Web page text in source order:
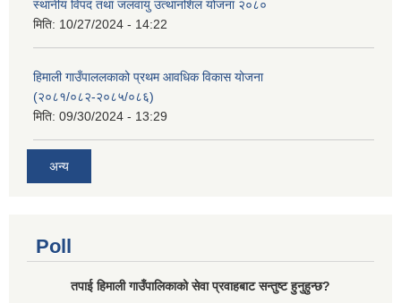
स्थानीय विपद तथा जलवायु उत्थानशिल योजना २०८०
मिति: 10/27/2024 - 14:22
हिमाली गाउँपाललकाको प्रथम आवधिक विकास योजना
(२०८१/०८२-२०८५/०८६)
मिति: 09/30/2024 - 13:29
अन्य
Poll
तपाई हिमाली गाउँपालिकाको सेवा प्रवाहबाट सन्तुष्ट हुनुहुन्छ?